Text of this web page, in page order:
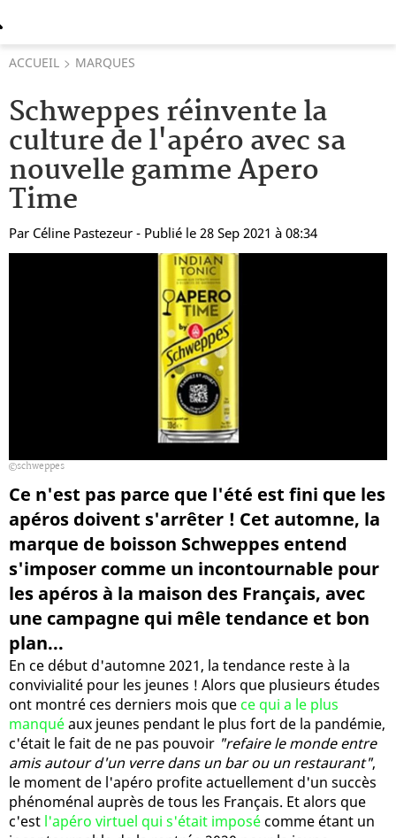
ACCUEIL MARQUES
Schweppes réinvente la
culture de l'apéro avec sa
nouvelle gamme Apero
Time
Par Céline Pastezeur - Publié le 28 Sep 2021 à 08:34
schweppes
Ce n'est pas parce que l'été est fini que les
apéros doivent s'arrêter ! Cet automne, la
marque de boisson Schweppes entend
s'imposer comme un incontournable pour
les apéros à la maison des Français, avec
une campagne qui mêle tendance et bon
plan...
En ce début d'automne 2021, la tendance reste à la
convivialité pour les jeunes ! Alors que plusieurs études
ont montré ces derniers mois que ce qui a le plus
manquéaux jeunes pendant le plus fort de la pandémie,
c'était le fait de ne pas pouvoir "refaire le monde entre
amis autour d'un verre dans un bar ou un restaurant",
le moment de l'apéro profite actuellement d'un succès
phénoménal auprès de tous les Français. Et alors que
c'est l'apéro virtuel qui s'était imposécomme étant un